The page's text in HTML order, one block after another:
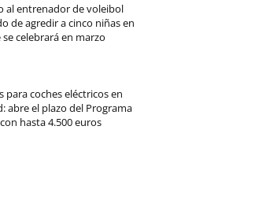
al entrenador de voleibol
de agredir a cinco niñas en
se celebrará en marzo
para coches eléctricos en
abre el plazo del Programa
hasta 4.500 euros